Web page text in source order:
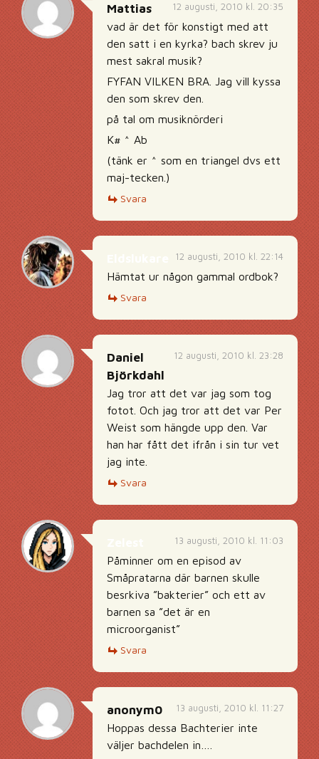
12 augusti, 2010 kl. 20:35
Mattias
vad är det för konstigt med att
den satt i en kyrka? bach skrev ju
mest sakral musik?
FYFAN VILKEN BRA. Jag vill kyssa
den som skrev den.
på tal om musiknörderi
K# ^ Ab
(tänk er ^ som en triangel dvs ett
maj-tecken.)
Svara
12 augusti, 2010 kl. 22:14
Hämtat ur någon gammal ordbok?
Svara
12 augusti, 2010 kl. 23:28
Daniel
Björkdahl
Jag tror att det var jag som tog
fotot. Och jag tror att det var Per
Weist som hängde upp den. Var
han har fått det ifrån i sin tur vet
jag inte.
Svara
13 augusti, 2010 kl. 11:03
Påminner om en episod av
Småpratarna där barnen skulle
besrkiva ”bakterier” och ett av
barnen sa ”det är en
microorganist”
Svara
13 augusti, 2010 kl. 11:27
anonym0
Hoppas dessa Bachterier inte
väljer bachdelen in….